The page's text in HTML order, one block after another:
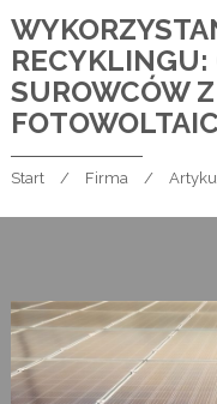
SUROWCÓW
Start Firma